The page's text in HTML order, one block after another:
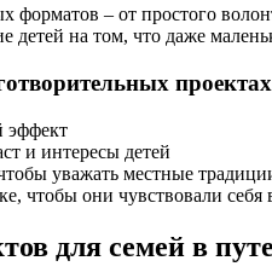
форматов – от простого
детей на том, что даже
проектах
эффект
и интересы детей
уважать местные
чтобы они чувствовали
для семей в